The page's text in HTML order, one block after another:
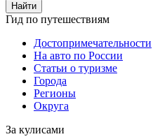
Найти
Гид по путешествиям
Достопримечательности
На авто по России
Статьи о туризме
Города
Регионы
Округа
За кулисами